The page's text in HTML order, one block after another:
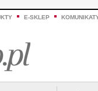
E-SKLEP